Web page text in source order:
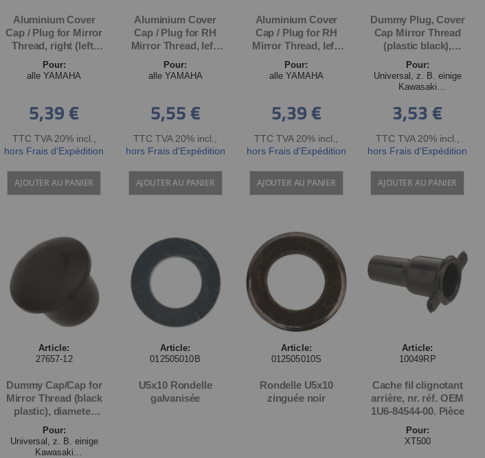
Aluminium Cover
Cap / Plug for Mirror
Thread, right (left-
hand thread
M10x1.25), black
Pour:
alle YAMAHA
5,39 €
TTC TVA 20% incl.
hors Frais d'Expédition
AJOUTER AU PANIER
Aluminium Cover
Cap / Plug for RH
Mirror Thread, left-
hand thread
M10x1.25, black
Pour:
alle YAMAHA
5,55 €
TTC TVA 20% incl.
hors Frais d'Expédition
AJOUTER AU PANIER
Aluminium Cover
Cap / Plug for RH
Mirror Thread, left-
hand thread
M10x1.25, silver
Pour:
alle YAMAHA
5,39 €
TTC TVA 20% incl.
hors Frais d'Expédition
AJOUTER AU PANIER
Dummy Plug, Cover
Cap Mirror Thread
(plastic black),
diameter shaft
ca.12mm / head
ca.15mm / shaft
M12 thread, 2 pieces
Pour:
Universal, z. B. einige
Kawasaki
3,53 €
TTC TVA 20% incl.
hors Frais d'Expédition
AJOUTER AU PANIER
Article:
27657-12
Dummy Cap/Cap for
Mirror Thread (black
plastic), diameter
shaft approx.12mm /
head approx.15mm,
lenght shaft 8mm,
Pour:
Universal, z. B. einige
Kawasaki
Article:
012505010B
U5x10 Rondelle
galvanisée
Article:
012505010S
Rondelle U5x10
zinguée noir
Article:
10049RP
Cache fil clignotant
arrière, nr. réf. OEM
1U6-84544-00. Pièce
Pour:
XT500